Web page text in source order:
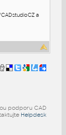
a
podporu CAD
Helpdesk